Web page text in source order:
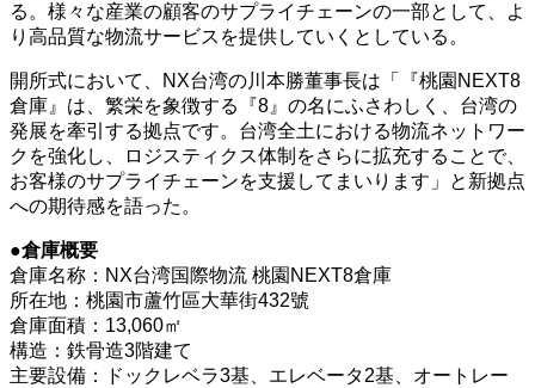
る。様々な産業の顧客のサプライチェーンの一部として、よ
り高品質な物流サービスを提供していくとしている。
開所式において、NX台湾の川本勝董事長は「『桃園NEXT8
倉庫』は、繁栄を象徴する『8』の名にふさわしく、台湾の
発展を牽引する拠点です。台湾全土における物流ネットワー
クを強化し、ロジスティクス体制をさらに拡充することで、
お客様のサプライチェーンを支援してまいります」と新拠点
への期待感を語った。
●倉庫概要
倉庫名称：NX台湾国際物流 桃園NEXT8倉庫
所在地：桃園市蘆竹區大華街432號
倉庫面積：13,060㎡
構造：鉄骨造3階建て
主要設備：ドックレベラ3基、エレベータ2基、オートレー